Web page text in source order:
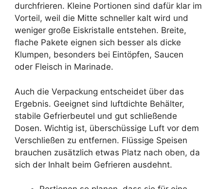
durchfrieren. Kleine Portionen sind dafür klar im
Vorteil, weil die Mitte schneller kalt wird und
weniger große Eiskristalle entstehen. Breite,
flache Pakete eignen sich besser als dicke
Klumpen, besonders bei Eintöpfen, Saucen
oder Fleisch in Marinade.
Auch die Verpackung entscheidet über das
Ergebnis. Geeignet sind luftdichte Behälter,
stabile Gefrierbeutel und gut schließende
Dosen. Wichtig ist, überschüssige Luft vor dem
Verschließen zu entfernen. Flüssige Speisen
brauchen zusätzlich etwas Platz nach oben, da
sich der Inhalt beim Gefrieren ausdehnt.